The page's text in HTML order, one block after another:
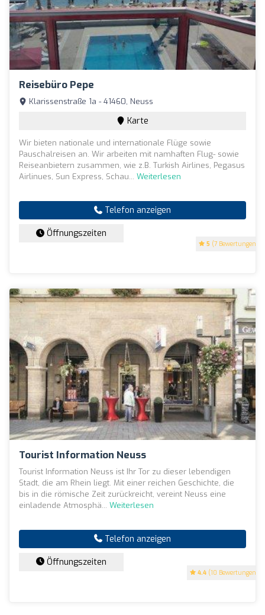
Reisebüro Pepe
5 (7 Bewertungen)
Klarissenstraße 1a - 41460, Neuss
Karte
Wir bieten nationale und internationale Flüge sowie
Pauschalreisen an. Wir arbeiten mit namhaften Flug- sowie
Reiseanbietern zusammen, wie z.B. Turkish Airlines, Pegasus
Airlinues, Sun Express, Schau... Weiterlesen
Telefon anzeigen
Öffnungszeiten
Tourist Information Neuss
4.4 (10 Bewertungen)
Tourist Information Neuss ist Ihr Tor zu dieser lebendigen
Stadt, die am Rhein liegt. Mit einer reichen Geschichte, die
bis in die römische Zeit zurückreicht, vereint Neuss eine
einladende Atmosphä... Weiterlesen
Telefon anzeigen
Öffnungszeiten